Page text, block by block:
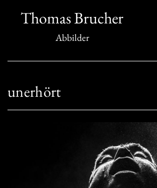
InhaltThomas Brucher
Abbilder
unerhört